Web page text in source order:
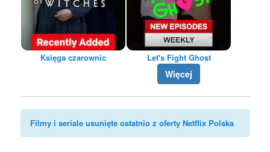
Księga czarownic Let's Fight Ghost
Więcej
Filmy i seriale usunięte ostatnio z oferty Netflix Polska